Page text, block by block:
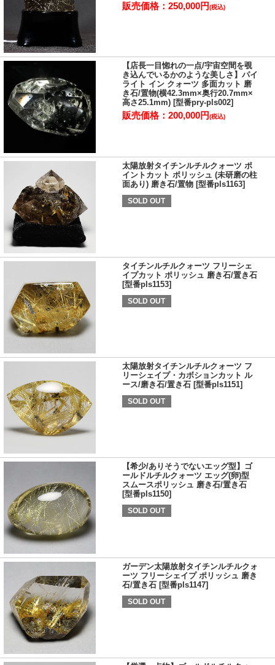
販売価格：250,000円(税込)
【店長一目惚れの一点/宇宙空間を覗
き込んでいるかのような美しさ】パイ
ライト イン クォーツ 多面カット 磨
き石/置物(横42.3mm×奥行20.7mm×
高さ25.1mm) [型番pry-pls002]
販売価格：200,000円(税込)
太陽放射タイチンルチルクォーツ ポ
イントカット ポリッシュ (未研磨の柱
面あり) 磨き石/置物 [型番pls1163]
SOLD OUT
タイチンルチルクォーツ フリーシェ
イプカット ポリッシュ 磨き石/置き石
[型番pls1153]
SOLD OUT
太陽放射タイチンルチルクォーツ フ
リーシェイプ・カボションカット ル
ース/磨き石/置き石 [型番pls1151]
SOLD OUT
【希少/ありそうでないエッグ型】ゴ
ールドルチルクォーツ エッグ(卵)型
スムースポリッシュ 磨き石/置き石
[型番pls1150]
SOLD OUT
ガーデン太陽放射タイチンルチルクォ
ーツ フリーシェイプ ポリッシュ 磨き
石/置き石 [型番pls1147]
SOLD OUT